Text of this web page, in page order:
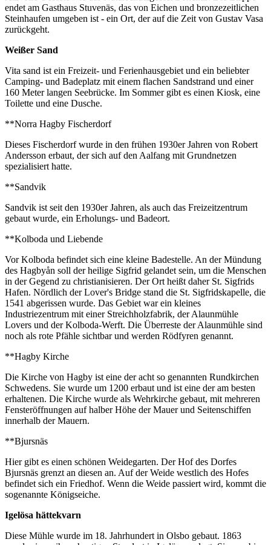
endet am Gasthaus Stuvenäs, das von Eichen und bronzezeitlichen
Steinhaufen umgeben ist - ein Ort, der auf die Zeit von Gustav Vasa
zurückgeht.
Weißer Sand
Vita sand ist ein Freizeit- und Ferienhausgebiet und ein beliebter
Camping- und Badeplatz mit einem flachen Sandstrand und einer
160 Meter langen Seebrücke. Im Sommer gibt es einen Kiosk, eine
Toilette und eine Dusche.
**Norra Hagby Fischerdorf
Dieses Fischerdorf wurde in den frühen 1930er Jahren von Robert
Andersson erbaut, der sich auf den Aalfang mit Grundnetzen
spezialisiert hatte.
**Sandvik
Sandvik ist seit den 1930er Jahren, als auch das Freizeitzentrum
gebaut wurde, ein Erholungs- und Badeort.
**Kolboda und Liebende
Vor Kolboda befindet sich eine kleine Badestelle. An der Mündung
des Hagbyån soll der heilige Sigfrid gelandet sein, um die Menschen
in der Gegend zu christianisieren. Der Ort heißt daher St. Sigfrids
Hafen. Nördlich der Lover's Bridge stand die St. Sigfridskapelle, die
1541 abgerissen wurde. Das Gebiet war ein kleines
Industriezentrum mit einer Streichholzfabrik, der Alaunmühle
Lovers und der Kolboda-Werft. Die Überreste der Alaunmühle sind
noch als rote Pfähle sichtbar und werden Rödfyren genannt.
**Hagby Kirche
Die Kirche von Hagby ist eine der acht so genannten Rundkirchen
Schwedens. Sie wurde um 1200 erbaut und ist eine der am besten
erhaltenen. Die Kirche wurde als Wehrkirche gebaut, mit mehreren
Fensteröffnungen auf halber Höhe der Mauer und Seitenschiffen
innerhalb der Mauern.
**Bjursnäs
Hier gibt es einen schönen Weidegarten. Der Hof des Dorfes
Bjursnäs grenzt an diesen an. Auf der Weide westlich des Hofes
befindet sich ein Friedhof. Wenn die Weide passiert wird, kommt die
sogenannte Königseiche.
Igelösa hättekvarn
Diese Mühle wurde im 18. Jahrhundert in Olsbo gebaut. 1863